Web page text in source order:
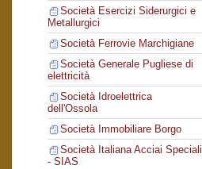
Società Esercizi Siderurgici e
Metallurgici
Società Ferrovie Marchigiane
Società Generale Pugliese di
elettricità
Società Idroelettrica
dell'Ossola
Società Immobiliare Borgo
Società Italiana Acciai Speciali
- SIAS